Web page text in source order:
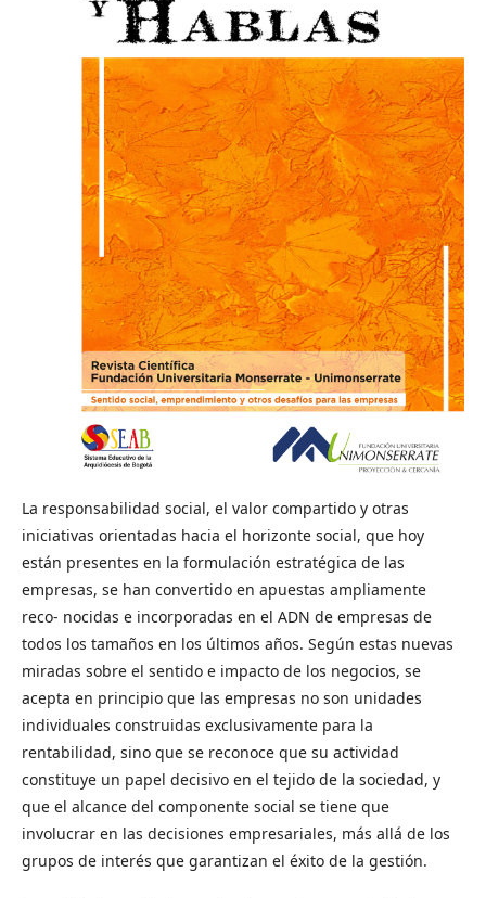
La responsabilidad social, el valor compartido y otras
iniciativas orientadas hacia el horizonte social, que hoy
están presentes en la formulación estratégica de las
empresas, se han convertido en apuestas ampliamente
reco- nocidas e incorporadas en el ADN de empresas de
todos los tamaños en los últimos años. Según estas nuevas
miradas sobre el sentido e impacto de los negocios, se
acepta en principio que las empresas no son unidades
individuales construidas exclusivamente para la
rentabilidad, sino que se reconoce que su actividad
constituye un papel decisivo en el tejido de la sociedad, y
que el alcance del componente social se tiene que
involucrar en las decisiones empresariales, más allá de los
grupos de interés que garantizan el éxito de la gestión.